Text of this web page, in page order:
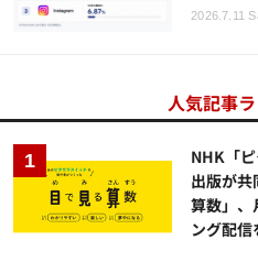
2026.7.11
人気記事
NHK「
出版が共
算数」、
ング配信